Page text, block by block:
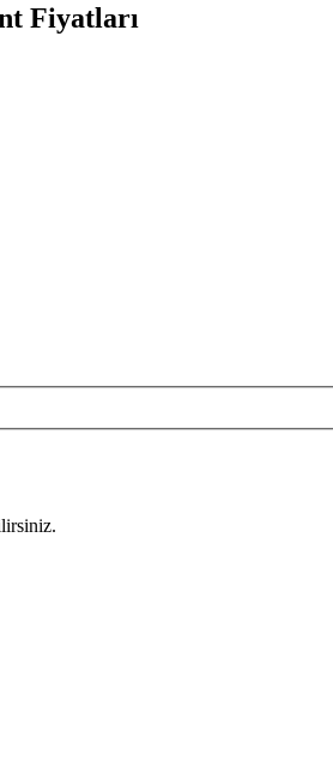
Fiyatları